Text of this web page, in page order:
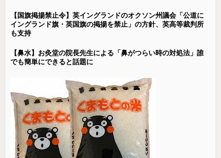
【国旗掲揚禁止令】英イングランドのオクソン州議会「公道に
イングランド旗・英国旗の掲揚を禁止」の方針、英高等裁判所
も支持
【鼻水】お灸堂の院長先生による「鼻がつらい時の対処法」誰
でも簡単にできると話題に